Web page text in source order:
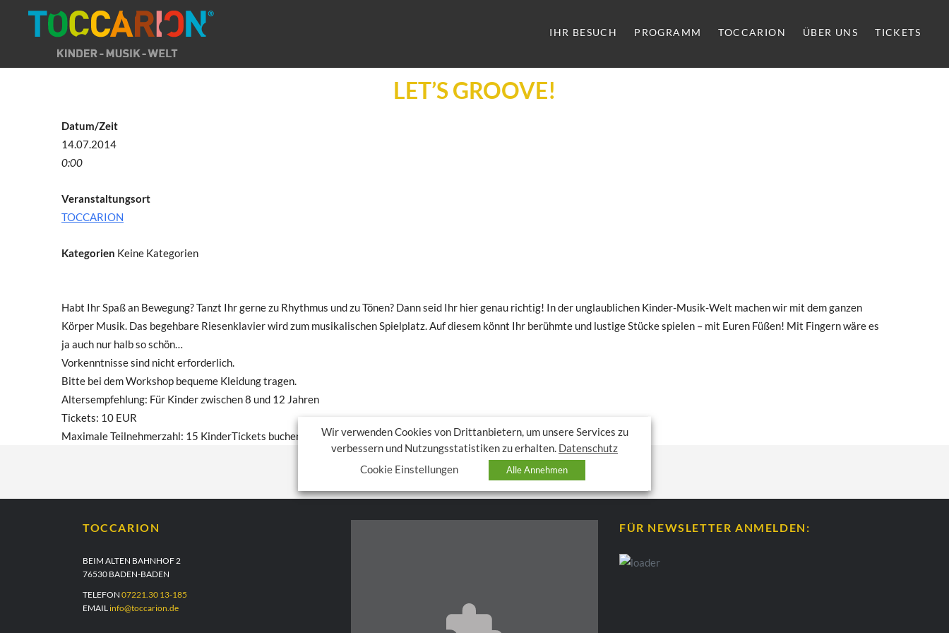
IHR BESUCH PROGRAMM TOCCARION ÜBER UNS TICKETS
LET’S GROOVE!
Datum/Zeit
14.07.2014
0:00
Veranstaltungsort
TOCCARION
Kategorien Keine Kategorien
Habt Ihr Spaß an Bewegung? Tanzt Ihr gerne zu Rhythmus und zu Tönen? Dann seid Ihr hier genau richtig! In der unglaublichen Kinder-Musik-Welt machen wir mit dem ganzen
Körper Musik. Das begehbare Riesenklavier wird zum musikalischen Spielplatz. Auf diesem könnt Ihr berühmte und lustige Stücke spielen – mit Euren Füßen! Mit Fingern wäre es
ja auch nur halb so schön…
Vorkenntnisse sind nicht erforderlich.
Bitte bei dem Workshop bequeme Kleidung tragen.
Altersempfehlung: Für Kinder zwischen 8 und 12 Jahren
Tickets: 10 EUR
Maximale Teilnehmerzahl: 15 KinderTickets buchen
TOCCARION
BEIM ALTEN BAHNHOF 2
76530 BADEN-BADEN
TELEFON 07221.30 13-185
EMAIL info@toccarion.de
FÜR NEWSLETTER ANMELDEN:
Wir verwenden Cookies von Drittanbietern, um unsere Services zu
verbessern und Nutzungsstatistiken zu erhalten. Datenschutz
Cookie Einstellungen
Alle Annehmen